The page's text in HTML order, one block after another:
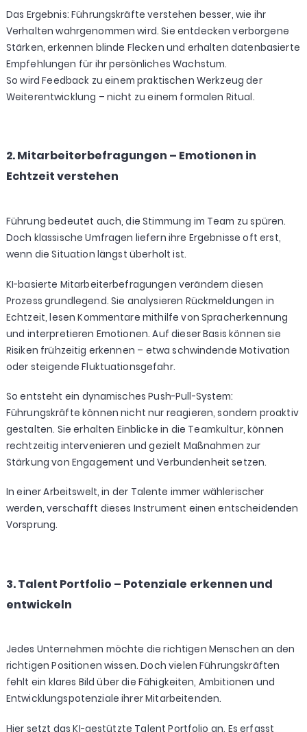
Das Ergebnis: Führungskräfte verstehen besser, wie ihr
Verhalten wahrgenommen wird. Sie entdecken verborgene
Stärken, erkennen blinde Flecken und erhalten datenbasierte
Empfehlungen für ihr persönliches Wachstum.
So wird Feedback zu einem praktischen Werkzeug der
Weiterentwicklung – nicht zu einem formalen Ritual.
2. Mitarbeiterbefragungen – Emotionen in
Echtzeit verstehen
Führung bedeutet auch, die Stimmung im Team zu spüren.
Doch klassische Umfragen liefern ihre Ergebnisse oft erst,
wenn die Situation längst überholt ist.
KI-basierte Mitarbeiterbefragungen verändern diesen
Prozess grundlegend. Sie analysieren Rückmeldungen in
Echtzeit, lesen Kommentare mithilfe von Spracherkennung
und interpretieren Emotionen. Auf dieser Basis können sie
Risiken frühzeitig erkennen – etwa schwindende Motivation
oder steigende Fluktuationsgefahr.
So entsteht ein dynamisches Push-Pull-System:
Führungskräfte können nicht nur reagieren, sondern proaktiv
gestalten. Sie erhalten Einblicke in die Teamkultur, können
rechtzeitig intervenieren und gezielt Maßnahmen zur
Stärkung von Engagement und Verbundenheit setzen.
In einer Arbeitswelt, in der Talente immer wählerischer
werden, verschafft dieses Instrument einen entscheidenden
Vorsprung.
3. Talent Portfolio – Potenziale erkennen und
entwickeln
Jedes Unternehmen möchte die richtigen Menschen an den
richtigen Positionen wissen. Doch vielen Führungskräften
fehlt ein klares Bild über die Fähigkeiten, Ambitionen und
Entwicklungspotenziale ihrer Mitarbeitenden.
Hier setzt das KI-gestützte Talent Portfolio an. Es erfasst